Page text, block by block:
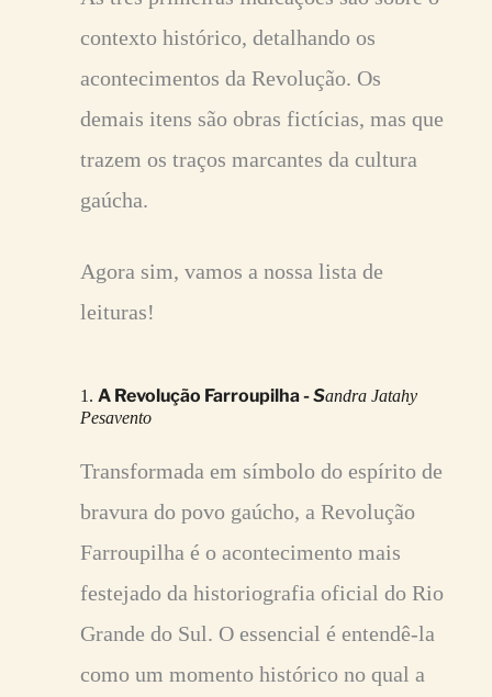
contexto histórico, detalhando os
acontecimentos da Revolução. Os
demais itens são obras fictícias, mas que
trazem os traços marcantes da cultura
gaúcha.
Agora sim, vamos a nossa lista de
leituras!
1. A Revolução Farroupilha -Sandra Jatahy
Pesavento
Transformada em símbolo do espírito de
bravura do povo gaúcho, a Revolução
Farroupilha é o acontecimento mais
festejado da historiografia oficial do Rio
Grande do Sul. O essencial é entendê-la
como um momento histórico no qual a